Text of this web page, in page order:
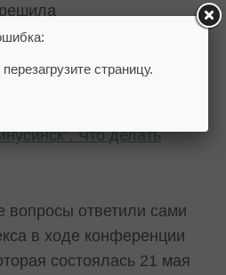
одном агентстве
крупнейших
а также
Что делать
вопросы ответили сами
в ходе конференции
состоялась 21 мая
страницу.